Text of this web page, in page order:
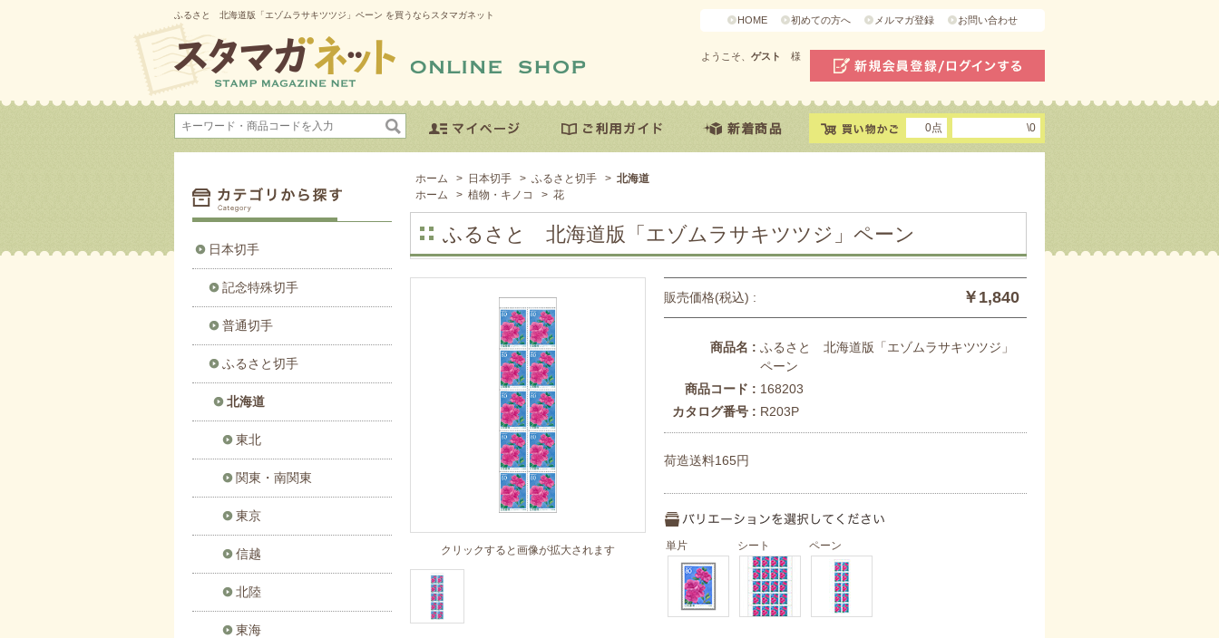
ふるさと 北海道版「エゾムラサキツツジ」ペーン を買うならスタマガネット HOME 初めての方へ メルマガ登録 お問い合わせ
ようこそ、 ゲスト 様
0点 \0
ホーム > 日本切手 > ふるさと切手 > 北海道
ホーム
> 植物・キノコ > 花
ふるさと 北海道版「エゾムラサキツツジ」ペーン
クリックすると画像が拡大されます
販売価格(税込) : ￥1,840
商品名 : ふるさと 北海道版「エゾムラサキツツジ」
ペーン
商品コード : 168203
カタログ番号 : R203P
荷造送料165円
単片 シート ペーン
日本切手
記念特殊切手
普通切手
ふるさと切手
北海道
東北
関東・南関東
東京
信越
北陸
東海